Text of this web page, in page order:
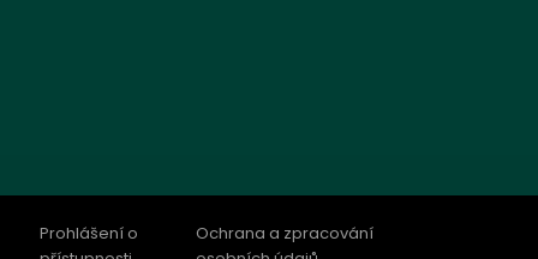
Prohlášení o
Ochrana a zpracování
se